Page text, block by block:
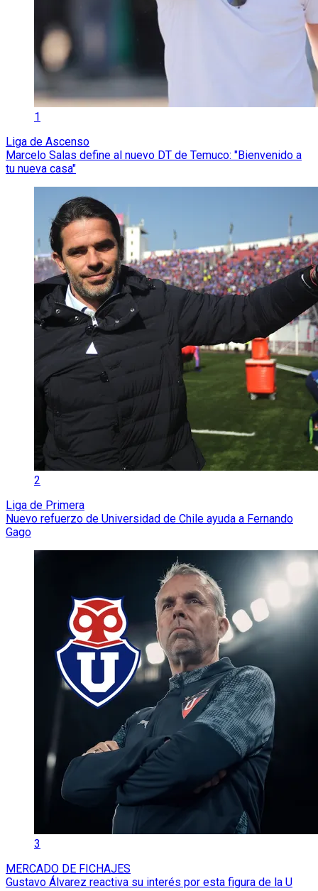
1
Liga de Ascenso
Marcelo Salas define al nuevo DT de Temuco: "Bienvenido a
tu nueva casa"
2
Liga de Primera
Nuevo refuerzo de Universidad de Chile ayuda a Fernando
Gago
3
MERCADO DE FICHAJES
Gustavo Álvarez reactiva su interés por esta figura de la U